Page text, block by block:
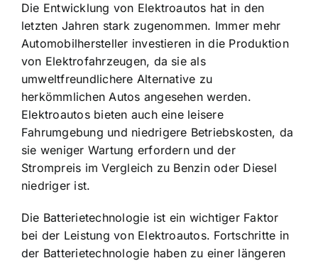
Die Entwicklung von Elektroautos hat in den
letzten Jahren stark zugenommen. Immer mehr
Automobilhersteller investieren in die Produktion
von Elektrofahrzeugen, da sie als
umweltfreundlichere Alternative zu
herkömmlichen Autos angesehen werden.
Elektroautos bieten auch eine leisere
Fahrumgebung und niedrigere Betriebskosten, da
sie weniger Wartung erfordern und der
Strompreis im Vergleich zu Benzin oder Diesel
niedriger ist.
Die Batterietechnologie ist ein wichtiger Faktor
bei der Leistung von Elektroautos. Fortschritte in
der Batterietechnologie haben zu einer längeren